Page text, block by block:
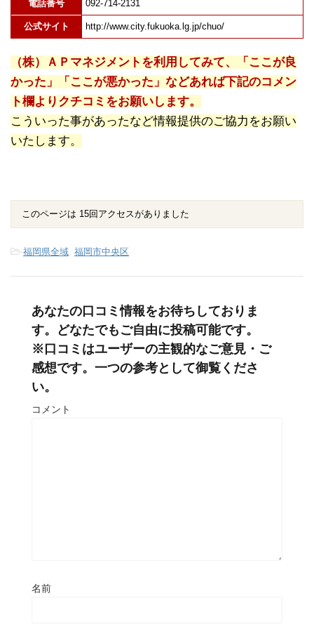
電話番号 092-714-2131
公式サイト http://www.city.fukuoka.lg.jp/chuo/
（株）ＡＰマネジメントを利用してみて、「ここが良
かった」「ここが悪かった」などあれば下記のコメン
ト欄よりクチコミをお願いします。
こういった事があったなど情報提供のご協力をお願い
いたします。
このページは 15回アクセスがありました
-福岡県全域, 福岡市中央区
あなたの口コミ情報をお待ちしておりま
す。どなたでもご自由に投稿可能です。
※口コミはユーザーの主観的なご意見・ご
感想です。一つの参考として御覧くださ
い。
コメント
名前